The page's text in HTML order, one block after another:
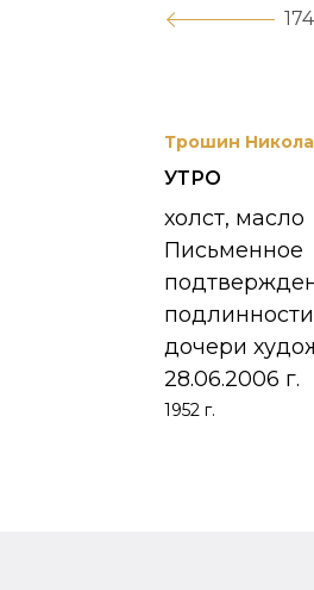
174
Трошин
УТРО
холст, масло
Письменное
дочери
28.06.2006 г.
1952 г.